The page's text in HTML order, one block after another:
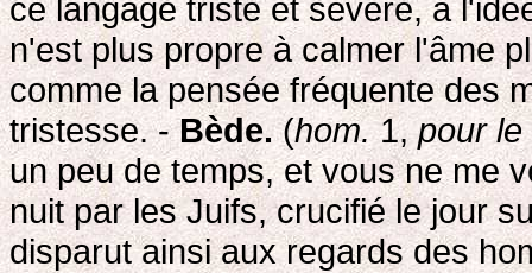
ce langage triste et sévère, à
n'est plus propre à calmer l'âme
comme la pensée fréquente des
tristesse. -Bède.(hom.1, pour le
un peu de temps, et vous ne me
nuit par les Juifs, crucifié le jour
disparut ainsi aux regards des